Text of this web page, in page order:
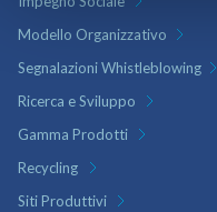
Modello Organizzativo
Segnalazioni Whistleblowing
Ricerca e Sviluppo
Gamma Prodotti
Recycling
Siti Produttivi